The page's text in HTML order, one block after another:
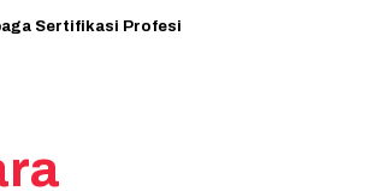
Sertifikasi Profesi